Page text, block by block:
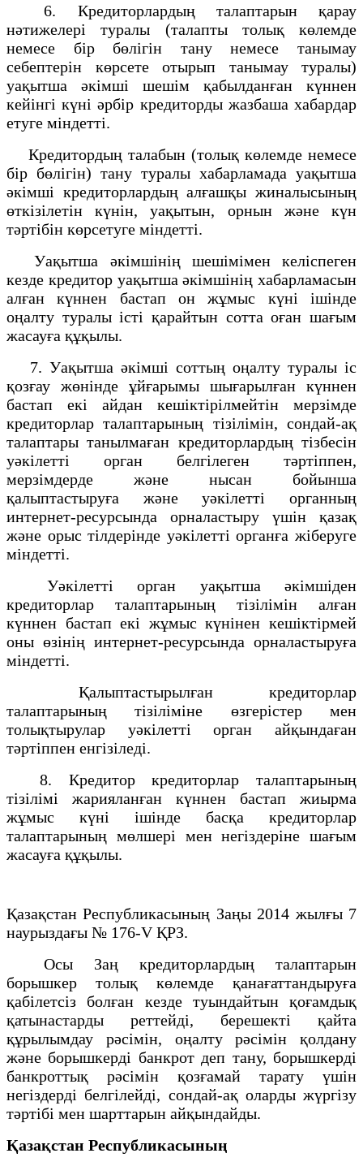
6. Кредиторлардың талаптарын қарау
нәтижелері туралы (талапты толық көлемде
немесе бір бөлігін тану немесе танымау
себептерін көрсете отырып танымау туралы)
уақытша әкімші шешім қабылданған күннен
кейінгі күні әрбір кредиторды жазбаша хабардар
етуге міндетті.
Кредитордың талабын (толық көлемде немесе
бір бөлігін) тану туралы хабарламада уақытша
әкімші кредиторлардың алғашқы жиналысының
өткізілетін күнін, уақытын, орнын және күн
тәртібін көрсетуге міндетті.
Уақытша әкімшінің шешімімен келіспеген
кезде кредитор уақытша әкімшінің хабарламасын
алған күннен бастап он жұмыс күні ішінде
оңалту туралы істі қарайтын сотта оған шағым
жасауға құқылы.
7. Уақытша әкімші соттың оңалту туралы іс
қозғау жөнінде ұйғарымы шығарылған күннен
бастап екі айдан кешіктірілмейтін мерзімде
кредиторлар талаптарының тізілімін, сондай-ақ
талаптары танылмаған кредиторлардың тізбесін
уәкілетті орган белгілеген тәртіппен,
мерзімдерде және нысан бойынша
қалыптастыруға және уәкілетті органның
интернет-ресурсында орналастыру үшін қазақ
және орыс тілдерінде уәкілетті органға жіберуге
міндетті.
Уәкілетті орган уақытша әкімшіден
кредиторлар талаптарының тізілімін алған
күннен бастап екі жұмыс күнінен кешіктірмей
оны өзінің интернет-ресурсында орналастыруға
міндетті.
Қалыптастырылған кредиторлар
талаптарының тізіліміне өзгерістер мен
толықтырулар уәкілетті орган айқындаған
тәртіппен енгізіледі.
8. Кредитор кредиторлар талаптарының
тізілімі жарияланған күннен бастап жиырма
жұмыс күні ішінде басқа кредиторлар
талаптарының мөлшері мен негіздеріне шағым
жасауға құқылы.
Қазақстан Республикасының Заңы 2014 жылғы 7
наурыздағы № 176-V ҚРЗ.
Осы Заң кредиторлардың талаптарын
борышкер толық көлемде қанағаттандыруға
қабілетсіз болған кезде туындайтын қоғамдық
қатынастарды реттейді, берешекті қайта
құрылымдау рәсімін, оңалту рәсімін қолдану
және борышкерді банкрот деп тану, борышкерді
банкроттық рәсімін қозғамай тарату үшін
негіздерді белгілейді, сондай-ақ оларды жүргізу
тәртібі мен шарттарын айқындайды.
Қазақстан Республикасының